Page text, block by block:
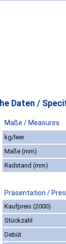
Daten /
Maße / Measures
kg/leer
Maße (mm)
Radstand (mm)
Präsentation /
Kaufpreis (2000)
Stückzahl
Debüt